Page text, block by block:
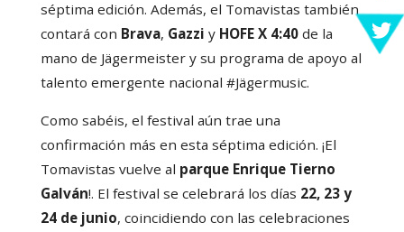
séptima edición. Además, el Tomavistas también
contará con Brava, Gazzi y HOFE X 4:40de la
mano de Jägermeister y su programa de apoyo al
talento emergente nacional #Jägermusic.
Como sabéis, el festival aún trae una
confirmación más en esta séptima edición. ¡El
Tomavistas vuelve al parque Enrique Tierno
Galván!. El festival se celebrará los días 22, 23 y
24 de junio, coincidiendo con las celebraciones